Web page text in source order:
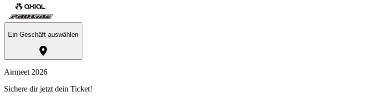
Ein Geschäft auswählen
Airmeet 2026
Sichere dir jetzt dein Ticket!